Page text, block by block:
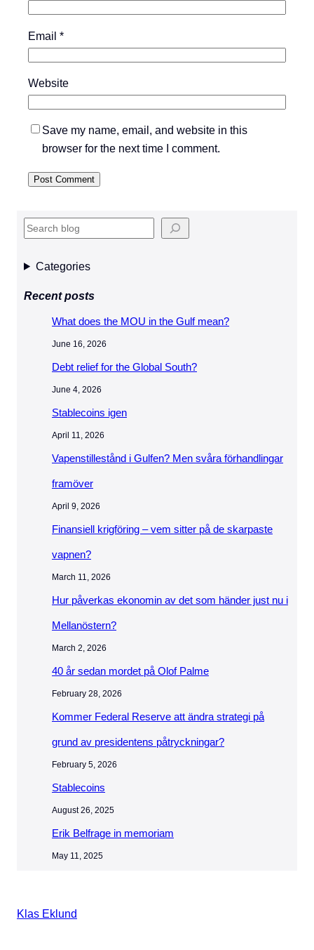
Email *
Website
Save my name, email, and website in this
browser for the next time I comment.
S
a
c
Categories
Recent posts
What does the MOU in the Gulf mean?
June 16, 2026
Debt relief for the Global South?
June 4, 2026
Stablecoins igen
April 11, 2026
Vapenstillestånd i Gulfen? Men svåra förhandlingar
framöver
April 9, 2026
Finansiell krigföring – vem sitter på de skarpaste
vapnen?
March 11, 2026
Hur påverkas ekonomin av det som händer just nu i
Mellanöstern?
March 2, 2026
40 år sedan mordet på Olof Palme
February 28, 2026
Kommer Federal Reserve att ändra strategi på
grund av presidentens påtryckningar?
February 5, 2026
Stablecoins
August 26, 2025
Erik Belfrage in memoriam
May 11, 2025
Klas Eklund